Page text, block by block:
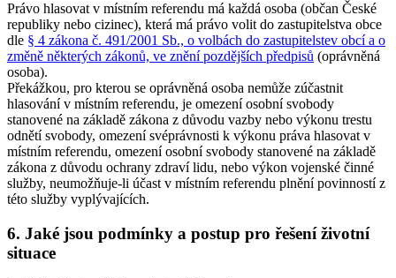
Právo hlasovat v místním referendu má každá osoba (občan České
republiky nebo cizinec), která má právo volit do zastupitelstva obce
dle § 4 zákona č. 491/2001 Sb., o volbách do zastupitelstev obcí a o
změně některých zákonů, ve znění pozdějších předpisů (oprávněná
osoba).
Překážkou, pro kterou se oprávněná osoba nemůže zúčastnit
hlasování v místním referendu, je omezení osobní svobody
stanovené na základě zákona z důvodu vazby nebo výkonu trestu
odnětí svobody, omezení svéprávnosti k výkonu práva hlasovat v
místním referendu, omezení osobní svobody stanovené na základě
zákona z důvodu ochrany zdraví lidu, nebo výkon vojenské činné
služby, neumožňuje-li účast v místním referendu plnění povinností z
této služby vyplývajících.
6. Jaké jsou podmínky a postup pro řešení životní
situace